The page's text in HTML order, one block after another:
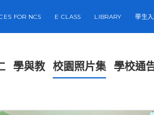
FOR NCS E CLASS LIBRARY 學生
學與教 校園照片集 學校通